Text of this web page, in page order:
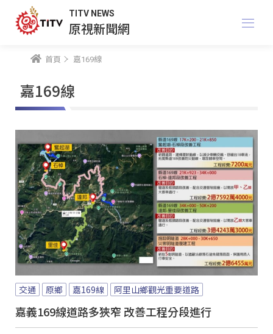
TITV NEWS
原視新聞網
首頁 嘉169線
嘉169線
交通 原鄉 嘉169線 阿里山鄉觀光重要道路
嘉義169線道路多狹窄 改善工程分段進行